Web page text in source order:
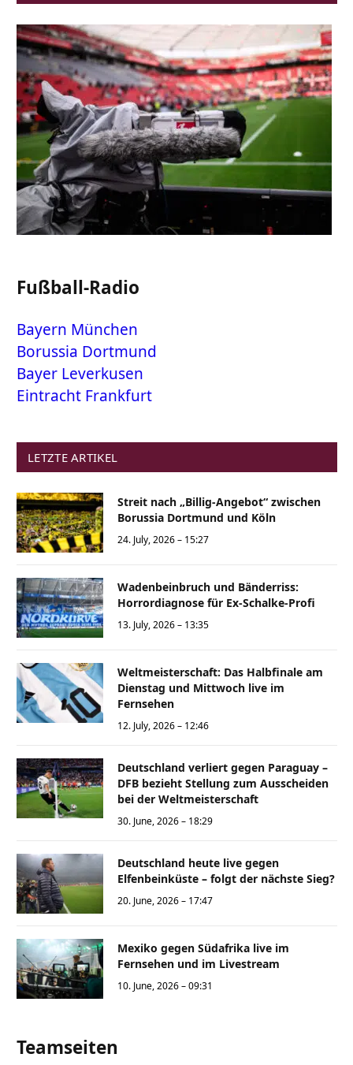
Fußball-Radio
Bayern München
Borussia Dortmund
Bayer Leverkusen
Eintracht Frankfurt
LETZTE ARTIKEL
Streit nach „Billig-Angebot“ zwischen
Borussia Dortmund und Köln
24. July, 2026 – 15:27
Wadenbeinbruch und Bänderriss:
Horrordiagnose für Ex-Schalke-Profi
13. July, 2026 – 13:35
Weltmeisterschaft: Das Halbfinale am
Dienstag und Mittwoch live im
Fernsehen
12. July, 2026 – 12:46
Deutschland verliert gegen Paraguay –
DFB bezieht Stellung zum Ausscheiden
bei der Weltmeisterschaft
30. June, 2026 – 18:29
Deutschland heute live gegen
Elfenbeinküste – folgt der nächste Sieg?
20. June, 2026 – 17:47
Mexiko gegen Südafrika live im
Fernsehen und im Livestream
10. June, 2026 – 09:31
Teamseiten